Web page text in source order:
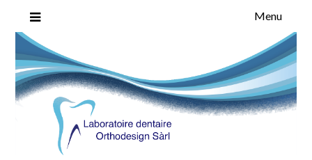
Laboratoire Dentaire
ORTHODESIGN Sarl
Laboratoire Dentaire ORTHODESIGN Sarl spécialiste enMenu